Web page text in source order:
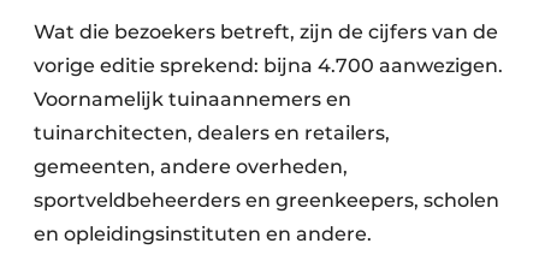
Wat die bezoekers betreft, zijn de cijfers van de
vorige editie sprekend: bijna 4.700 aanwezigen.
Voornamelijk tuinaannemers en
tuinarchitecten, dealers en retailers,
gemeenten, andere overheden,
sportveldbeheerders en greenkeepers, scholen
en opleidingsinstituten en andere.